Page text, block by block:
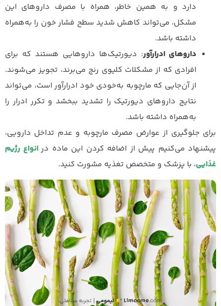
دارد و به همین خاطر، همراه با مصرف داروهای این
مشکل، می‌تواند کاهش شدید سطح فشار خون را به‌همراه
داشته باشد.
داروهای ادرارآور: دیورتیک‌ها داروهایی هستند که برای
افرادی که از مشکلات کلیوی رنج می‌برند،‌ تجویز می‌شوند.
از آن‌جایی که مارچوبه به‌خودی خود ادرارآور است، می‌تواند
نتایج داروهای دیورتیک را تشدید ببخشد و تکرر ادرار را
به‌همراه داشته باشد.
برای جلوگیری از عوارض مصرف مارچوبه و عدم تداخل دارویی،
پیشنهاد می‌کنیم پیش از اضافه کردن این ماده در انواع رژیم
غذایی، با پزشک و متخصص تغذیه مشورت کنید.